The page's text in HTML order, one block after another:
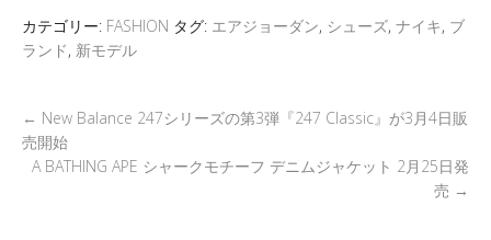
d a o
o
カテゴリー: FASHION タグ: エアジョーダン, シューズ, ナイキ, ブ
ランド, 新モデル
← New Balance 247シリーズの第3弾『247 Classic』が3月4日販
売開始
A BATHING APE シャークモチーフ デニムジャケット 2月25日発
売 →